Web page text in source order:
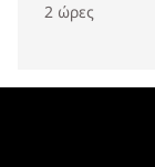
2 ώρες